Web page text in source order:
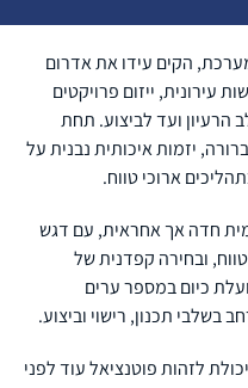
הקים עידו את אדרום
ייזום פרויקטים
הרעיון ועד לביצוע. תחת
יזמות איכותית נבנית על
ארוכי טווח.
חדה אך אחראית, עם דגש
ובחירה קפדנית של
כיום במספר ערים
בשלבי תכנון, רישוי וביצוע.
לזהות פוטנציאל עוד לפני